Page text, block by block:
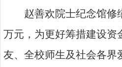
赵善欢院士纪念馆修
万元，为更好筹措建设资
友、全校师生及社会各界